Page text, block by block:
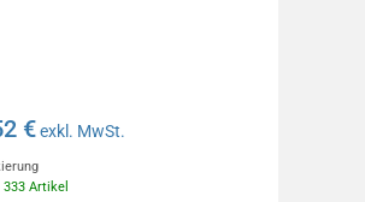
€exkl. MwSt.
333 Artikel